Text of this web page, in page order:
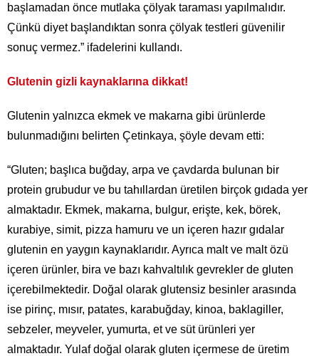
başlamadan önce mutlaka çölyak taraması yapılmalıdır.
Çünkü diyet başlandıktan sonra çölyak testleri güvenilir
sonuç vermez.” ifadelerini kullandı.
Glutenin gizli kaynaklarına dikkat!
Glutenin yalnızca ekmek ve makarna gibi ürünlerde
bulunmadığını belirten Çetinkaya, şöyle devam etti:
“Gluten; başlıca buğday, arpa ve çavdarda bulunan bir
protein grubudur ve bu tahıllardan üretilen birçok gıdada yer
almaktadır. Ekmek, makarna, bulgur, erişte, kek, börek,
kurabiye, simit, pizza hamuru ve un içeren hazır gıdalar
glutenin en yaygın kaynaklarıdır. Ayrıca malt ve malt özü
içeren ürünler, bira ve bazı kahvaltılık gevrekler de gluten
içerebilmektedir. Doğal olarak glutensiz besinler arasında
ise pirinç, mısır, patates, karabuğday, kinoa, baklagiller,
sebzeler, meyveler, yumurta, et ve süt ürünleri yer
almaktadır. Yulaf doğal olarak gluten içermese de üretim